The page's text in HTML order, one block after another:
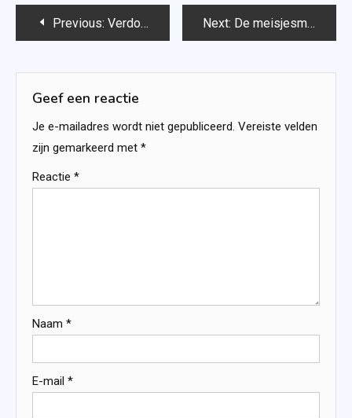
Bericht
Previous: Verdoemd – Mariska Overman Next: De meisjesmagneet – Jackie van Laren
Geef een reactie
Je e-mailadres wordt niet gepubliceerd. Vereiste velden
zijn gemarkeerd met *
Reactie *
Naam *
E-mail *